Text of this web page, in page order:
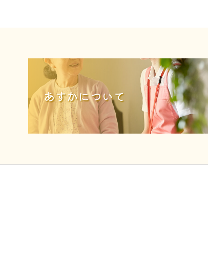
あすかについて